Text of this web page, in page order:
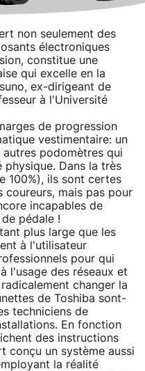
non seulement des
électroniques
constitue une
qui excelle en la
ex-dirigeant de
à l'Université
de progression
vestimentaire: un
podomètres qui
Dans la très
100%), ils sont certes
coureurs, mais pas pour
incapables de
pédale !
plus large que les
à l'utilisateur
pour qui
l'usage des réseaux et
changer la
de Toshiba sont-
techniciens de
En fonction
des instructions
conçu un système aussi
la réalité